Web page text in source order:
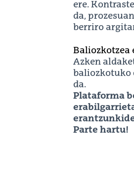
ere.
da,
berriro
Baliozkotzea
Azken
baliozkotuko
da.
Plataforma
Parte hartu!